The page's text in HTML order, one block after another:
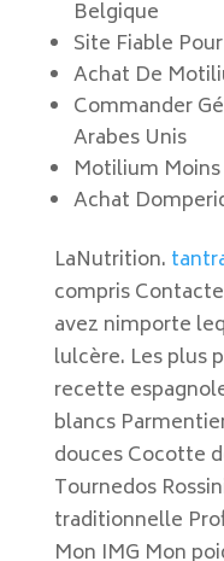
Belgique
Site Fiable
Achat De
Commander
Arabes Unis
Motilium
Achat
LaNutrition.
compris
avez nimporte
lulcère. Les plus
recette
blancs
douces Cocotte
Tournedos
traditionnelle
Mon IMG Mon